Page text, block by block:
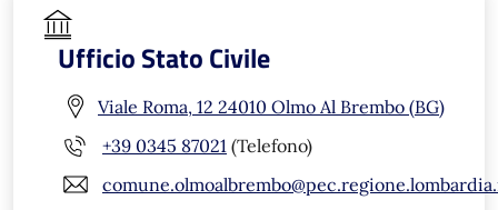
Ufficio Stato Civile
Viale Roma, 12 24010 Olmo Al Brembo (BG)
+39 0345 87021 (Telefono)